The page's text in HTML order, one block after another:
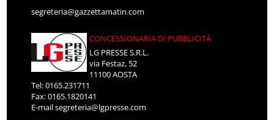
segreteria@gazzettamatin.com
CONCESSIONARIA DI PUBBLICITÀ
LG PRESSE S.R.L.
via Festaz, 52
11100 AOSTA
Tel: 0165.231711
Fax: 0165.1820141
E-mailsegreteria@lgpresse.com